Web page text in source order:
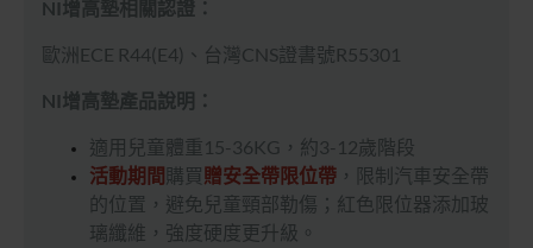
NI增高墊相關認證：
歐洲ECE R44(E4)、台灣CNS證書號R55301
NI增高墊產品說明：
適用兒童體重15-36KG，約3-12歲階段
活動期間 購買贈安全帶限位帶 ，限制汽車安全帶
的位置，避免兒童頸部勒傷；紅色限位器添加玻
璃纖維，強度硬度更升級。